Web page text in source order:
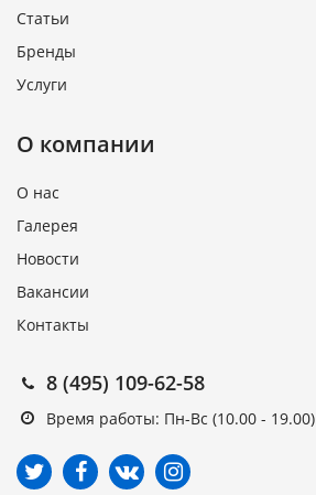
Статьи
Бренды
Услуги
О компании
О нас
Галерея
Новости
Вакансии
Контакты
8 (495) 109-62-58
Время работы: Пн-Вс (10.00 - 19.00)